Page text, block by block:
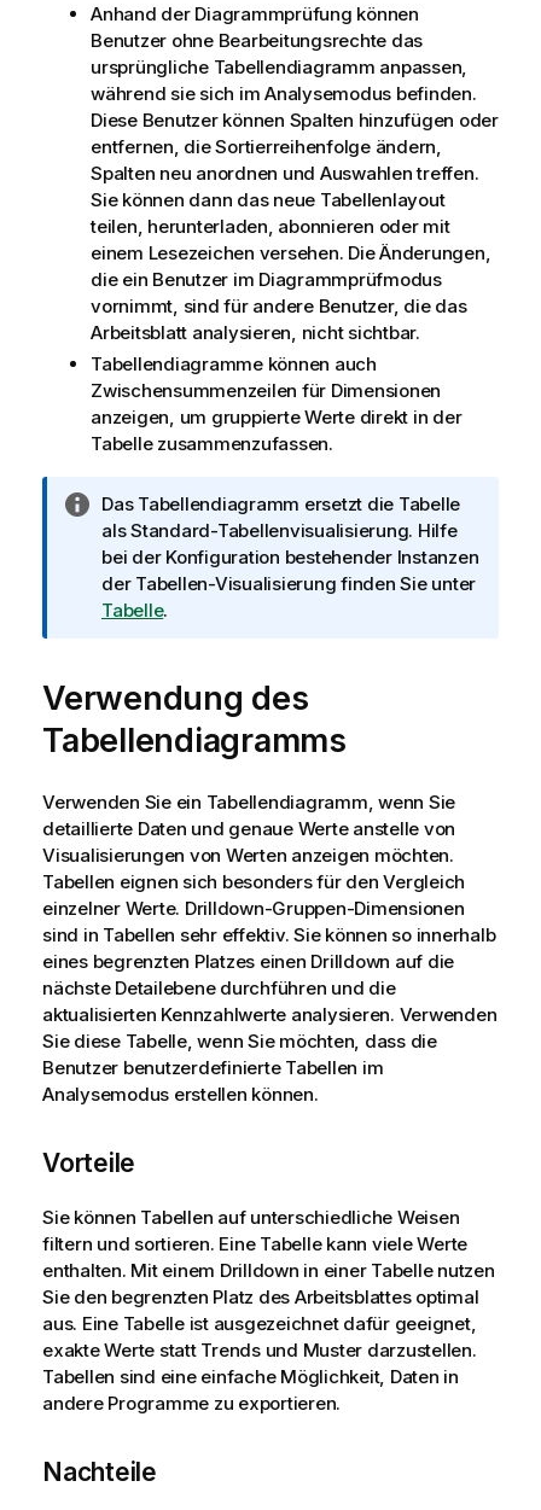
Anhand der Diagrammprüfung können
Benutzer ohne Bearbeitungsrechte das
ursprüngliche Tabellendiagramm anpassen,
während sie sich im Analysemodus befinden.
Diese Benutzer können Spalten hinzufügen oder
entfernen, die Sortierreihenfolge ändern,
Spalten neu anordnen und Auswahlen treffen.
Sie können dann das neue Tabellenlayout
teilen, herunterladen, abonnieren oder mit
einem Lesezeichen versehen. Die Änderungen,
die ein Benutzer im Diagrammprüfmodus
vornimmt, sind für andere Benutzer, die das
Arbeitsblatt analysieren, nicht sichtbar.
Tabellendiagramme können auch
Zwischensummenzeilen für Dimensionen
anzeigen, um gruppierte Werte direkt in der
Tabelle zusammenzufassen.
I
n
f
o
r
t
i
o
s
h
i
n
w
e
i
s
Das Tabellendiagramm ersetzt die Tabelle
als Standard-Tabellenvisualisierung. Hilfe
bei der Konfiguration bestehender Instanzen
der Tabellen-Visualisierung finden Sie unter
Tabelle.
Verwendung des
Tabellendiagramms
Verwenden Sie ein Tabellendiagramm, wenn Sie
detaillierte Daten und genaue Werte anstelle von
Visualisierungen von Werten anzeigen möchten.
Tabellen eignen sich besonders für den Vergleich
einzelner Werte. Drilldown-Gruppen-Dimensionen
sind in Tabellen sehr effektiv. Sie können so innerhalb
eines begrenzten Platzes einen Drilldown auf die
nächste Detailebene durchführen und die
aktualisierten Kennzahlwerte analysieren. Verwenden
Sie diese Tabelle, wenn Sie möchten, dass die
Benutzer benutzerdefinierte Tabellen im
Analysemodus erstellen können.
Vorteile
Sie können Tabellen auf unterschiedliche Weisen
filtern und sortieren. Eine Tabelle kann viele Werte
enthalten. Mit einem Drilldown in einer Tabelle nutzen
Sie den begrenzten Platz des Arbeitsblattes optimal
aus. Eine Tabelle ist ausgezeichnet dafür geeignet,
exakte Werte statt Trends und Muster darzustellen.
Tabellen sind eine einfache Möglichkeit, Daten in
andere Programme zu exportieren.
Nachteile